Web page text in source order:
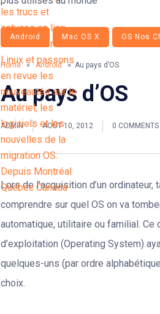
Android Mac OS X OS Nos
Home » Android » Au pays d’OS
Au pays d’OS
ADMIN AOÛT 10, 2012 0 COMMENTS
Lors de l’acquisition d’un
comprendre sur quel OS on va
automatique, utilitaire ou familial. Ce
d’exploitation (Operating System)
quelques-uns (par ordre
choix.